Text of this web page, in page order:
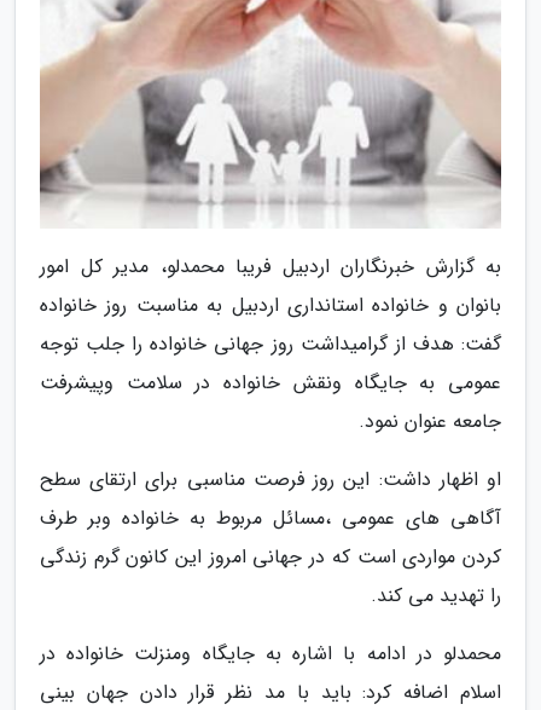
به گزارش خبرنگاران اردبیل فریبا محمدلو، مدیر کل امور
بانوان و خانواده استانداری اردبیل به مناسبت روز خانواده
گفت: هدف از گرامیداشت روز جهانی خانواده را جلب توجه
عمومی به جایگاه ونقش خانواده در سلامت وپیشرفت
جامعه عنوان نمود.
او اظهار داشت: این روز فرصت مناسبی برای ارتقای سطح
آگاهی های عمومی ،مسائل مربوط به خانواده وبر طرف
کردن مواردی است که در جهانی امروز این کانون گرم زندگی
را تهدید می کند.
محمدلو در ادامه با اشاره به جایگاه ومنزلت خانواده در
اسلام اضافه کرد: باید با مد نظر قرار دادن جهان بینی